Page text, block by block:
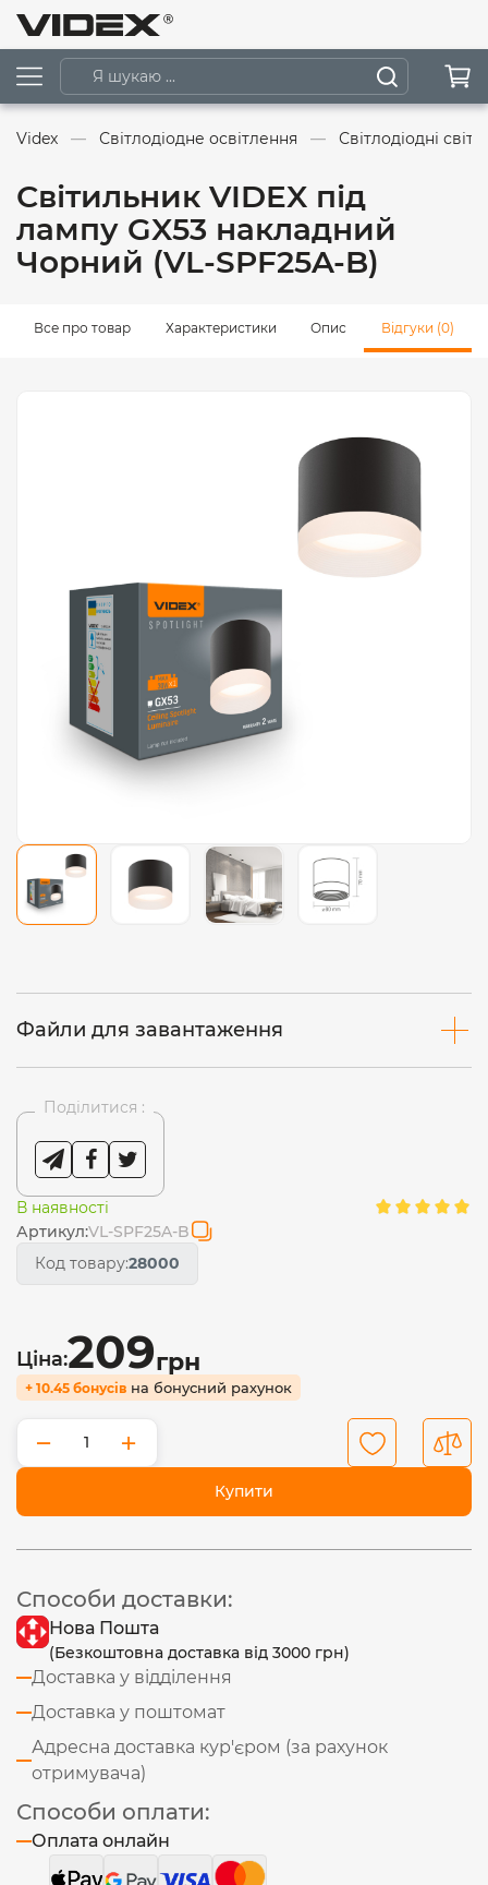
Videx Світлодіодне освітлення Світлодіодні
Світильник VIDEX під
лампу GX53 накладний
Чорний (VL-SPF25A-B)
Все про товар Характеристики Опис Відгуки (0)
Файли для завантаження
Поділитися :
В наявності
Артикул:VL-SPF25A-B
Код товару:28000
Ціна:209грн
+ 10.45 бонусів на бонусний рахунок
− +
Купити
Способи доставки:
Нова Пошта
(Безкоштовна доставка від 3000 грн)
Доставка у відділення
Доставка у поштомат
Адресна доставка кур'єром (за рахунок
отримувача)
Способи оплати:
Оплата онлайн